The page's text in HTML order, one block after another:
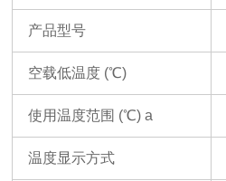
产品型号
空载低温度 (℃)
使用温度范围 (℃)a
温度显示方式